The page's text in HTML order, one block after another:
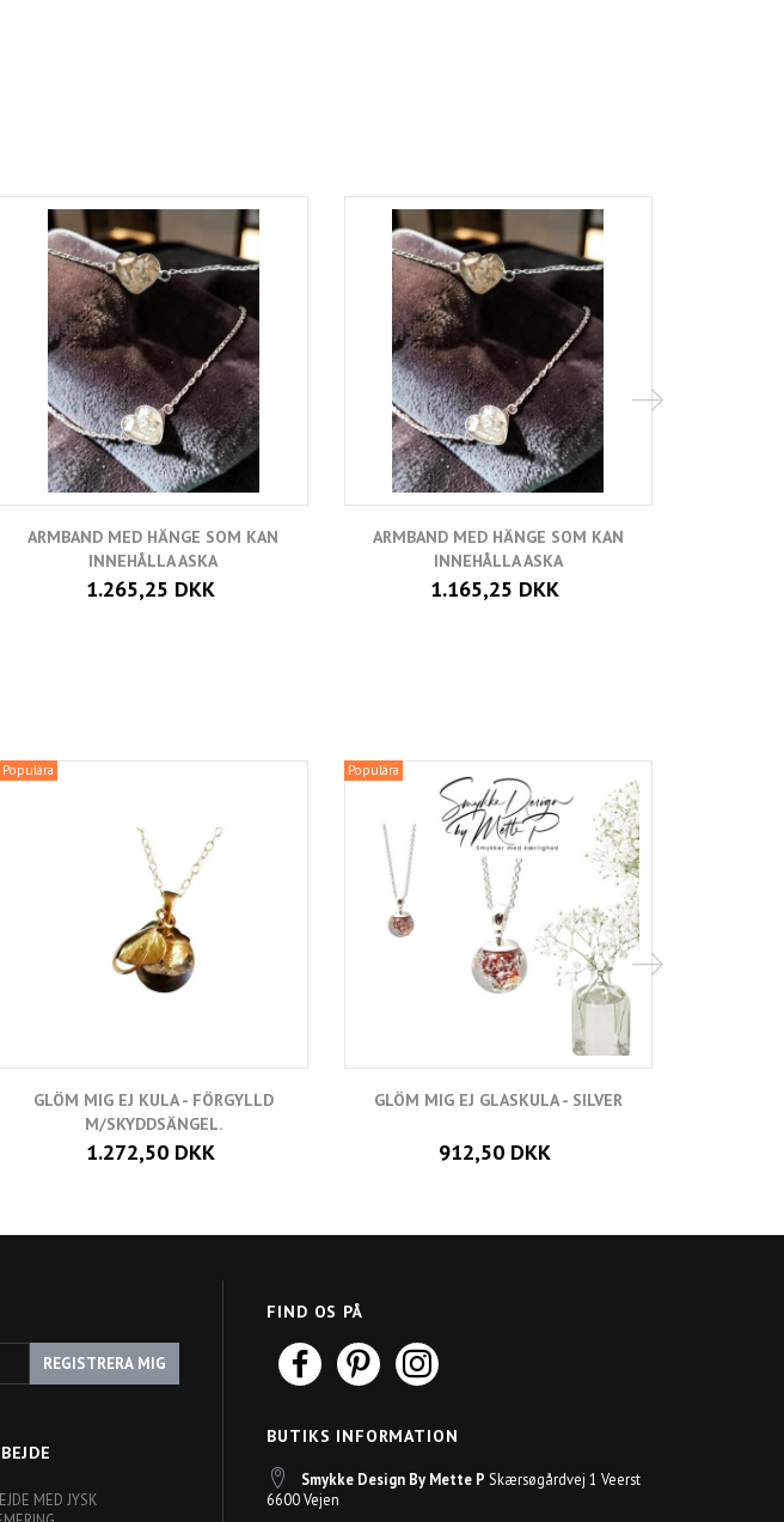
ARMBAND MED HÄNGE SOM KAN
INNEHÅLLA ASKA
1.265,25 DKK
ARMBAND MED HÄNGE SOM KAN
INNEHÅLLA ASKA
1.165,25 DKK
Populära
GLÖM MIG EJ KULA - FÖRGYLLD
M/SKYDDSÄNGEL.
1.272,50 DKK
Populära
GLÖM MIG EJ GLASKULA - SILVER
912,50 DKK
REGISTRERA MIG
MED JYSK
FIND OS PÅ
BUTIKS INFORMATION
Smykke Design By Mette P Skærsøgårdvej 1 Veerst
6600 Vejen